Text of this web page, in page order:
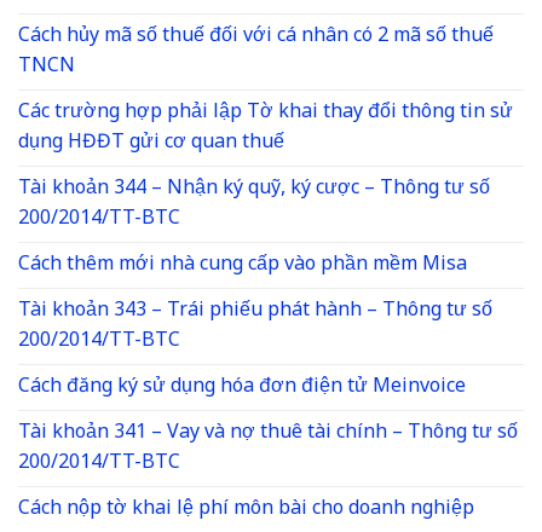
Cách hủy mã số thuế đối với cá nhân có 2 mã số thuế
TNCN
Các trường hợp phải lập Tờ khai thay đổi thông tin sử
dụng HĐĐT gửi cơ quan thuế
Tài khoản 344 – Nhận ký quỹ, ký cược – Thông tư số
200/2014/TT-BTC
Cách thêm mới nhà cung cấp vào phần mềm Misa
Tài khoản 343 – Trái phiếu phát hành – Thông tư số
200/2014/TT-BTC
Cách đăng ký sử dụng hóa đơn điện tử Meinvoice
Tài khoản 341 – Vay và nợ thuê tài chính – Thông tư số
200/2014/TT-BTC
Cách nộp tờ khai lệ phí môn bài cho doanh nghiệp